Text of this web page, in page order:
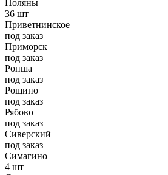
Поляны
36 шт
Приветнинское
под заказ
Приморск
под заказ
Ропша
под заказ
Рощино
под заказ
Рябово
под заказ
Сиверский
под заказ
Симагино
4 шт